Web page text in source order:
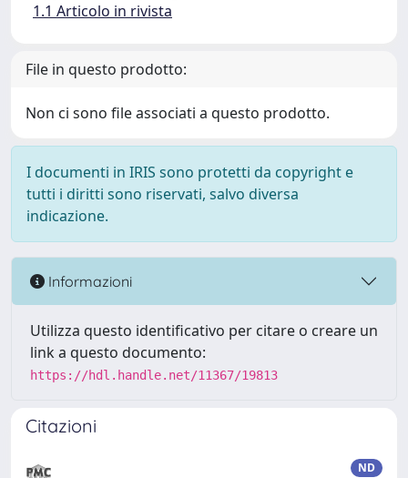
1.1 Articolo in rivista
File in questo prodotto:
Non ci sono file associati a questo prodotto.
I documenti in IRIS sono protetti da copyright e
tutti i diritti sono riservati, salvo diversa
indicazione.
Informazioni
Utilizza questo identificativo per citare o creare un
link a questo documento:
https://hdl.handle.net/11367/19813
Citazioni
ND